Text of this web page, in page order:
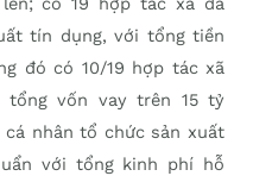
tín dụng, với tổng tiền
đó có 10/19 hợp tác xã
tổng vốn vay trên 15 tỷ
nhân tổ chức sản xuất
với tổng kinh phí hỗ